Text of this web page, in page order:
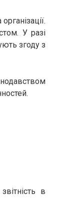
У разі
згоду з
в